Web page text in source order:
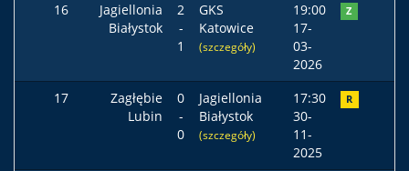
16
Jagiellonia
Białystok
2
-
1
GKS
Katowice
(szczegóły)
19:00
17-
03-
2026
Z
17
Zagłębie
Lubin
0
-
0
Jagiellonia
Białystok
(szczegóły)
17:30
30-
11-
2025
R